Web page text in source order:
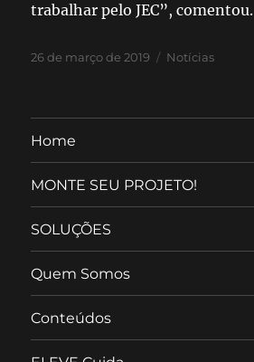
trabalhar pelo JEC”, comentou.
26 de março de 2019 Notícias
Home
MONTE SEU PROJETO!
SOLUÇÕES
Quem Somos
Conteúdos